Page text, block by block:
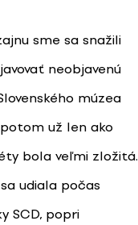
sme sa snažili
neobjavenú
múzea
už len ako
bola veľmi zložitá.
udiala počas
SCD, popri